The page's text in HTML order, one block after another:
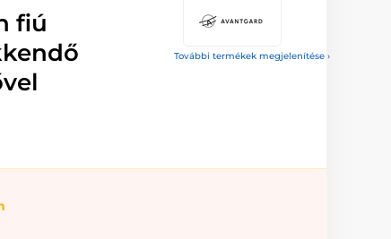
További termékek megjelenítése ›
fiú